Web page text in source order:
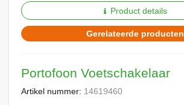
Product details
Gerelateerde producten
Portofoon Voetschakelaar
Artikel nummer: 14619460